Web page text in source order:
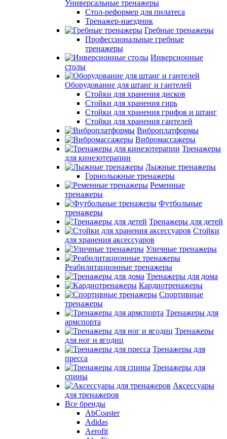
Универсальные тренажеры
Стол-реформер для пилатеса
Тренажер-наездник
Гребные тренажеры
Профессиональные гребные
тренажеры
Инверсионные
столы
Оборудование для штанг и гантелей
Стойки для хранения дисков
Стойки для хранения гирь
Стойки для хранения грифов и штанг
Стойки для хранения гантелей
Виброплатформы
Вибромассажеры
Тренажеры
для кинезотерапии
Лыжные тренажеры
Горнолыжные тренажеры
Ременные
тренажеры
Футбольные
тренажеры
Тренажеры для детей
Стойки
для хранения аксессуаров
Уличные тренажеры
Реабилитационные тренажеры
Тренажеры для дома
Кардиотренажеры
Спортивные
тренажеры
Тренажеры для
армспорта
Тренажеры
для ног и ягодиц
Тренажеры для
пресса
Тренажеры для
спины
Аксессуары
для тренажеров
Все бренды
AbCoaster
Adidas
Aerofit